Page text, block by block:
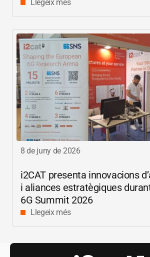
digitals
Llegeix més
8 de juny de 2026
i2CAT presenta innovacions
i aliances estratègiques durant
6G Summit 2026
Llegeix més